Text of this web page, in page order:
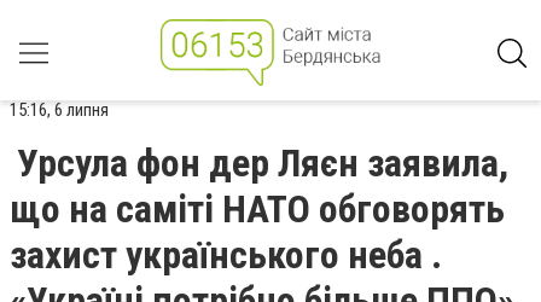
15:16, 6 липня
Урсула фон дер Ляєн заявила,
що на саміті НАТО обговорять
захист українського неба .